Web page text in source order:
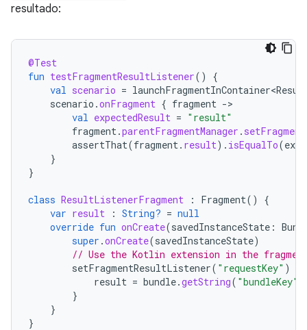
resultado:
@Test
fun testFragmentResultListener()
{
val scenario =
scenario .onFragment { fragment -
val expectedResult = "result"
fragment.parentFragmentManager .
assertThat(fragment. result). isEqualTo(
}
}
class ResultListenerFragment : Fragment()
{
var result : String? = null
override fun onCreate(savedInstanceState :
super .onCreate(savedInstanceState)
// Use the Kotlin extension in the
setFragmentResultListener( "requestKey" )
result = bundle.getString( "bundleKey"
}
}
}